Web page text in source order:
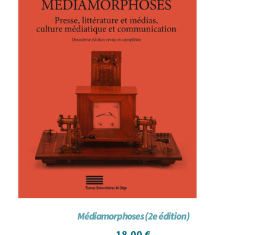
Médiamorphoses (2e édition)